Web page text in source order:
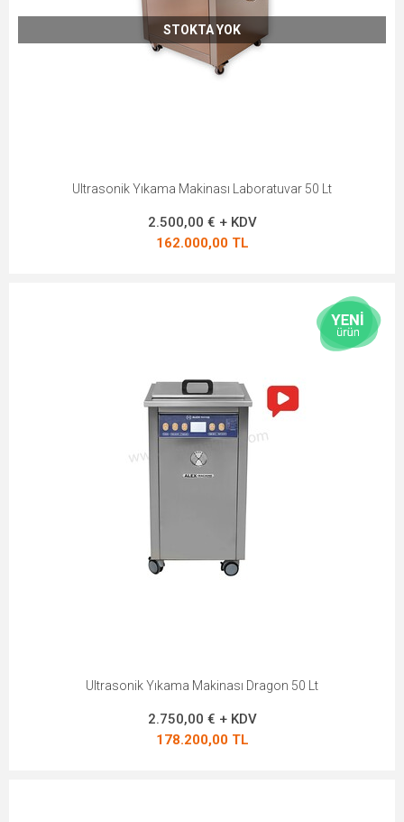
STOKTA YOK
Ultrasonik Yıkama Makinası Laboratuvar 50 Lt
2.500,00 € + KDV
162.000,00 TL
Ultrasonik Yıkama Makinası Dragon 50 Lt
2.750,00 € + KDV
178.200,00 TL